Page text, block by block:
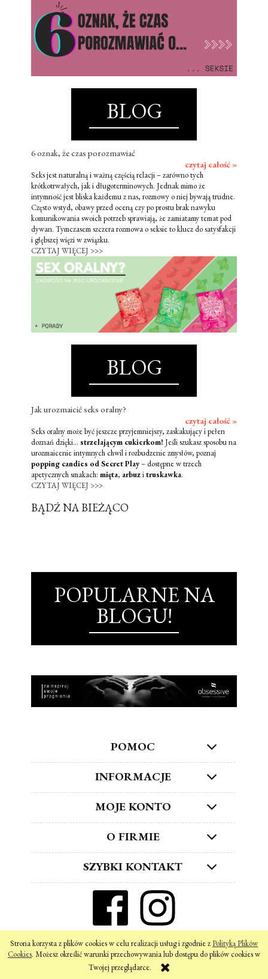
Strona korzysta z plików cookies w celu realizacji usług i zgodnie zPolityką Plików
Cookies. Możesz określić warunki przechowywania lub dostępu do plików cookies w
Twojej przeglądarce.
BLOG
6 oznak, że czas porozmawiać
czytaj całość »
Seks jest naturalną i ważną częścią relacji – zarówno tych
krótkotrwałych, jak i długoterminowych. Jednak mimo że
intymność jest bliska każdemu z nas, rozmowy o niej bywają trudne.
Często wstyd, obawy przed oceną czy po prostu brak nawyku
komunikowania swoich potrzeb sprawiają, że zamiatamy temat pod
dywan. Tymczasem szczera rozmowa o seksie to klucz do satysfakcji
i głębszej więzi w związku.
CZYTAJ WIĘCEJ >>>
BLOG
Jak urozmaicić seks oralny?
czytaj całość »
Seks oralny może być jeszcze przyjemniejszy, zaskakujący i pełen
doznań dzięki... strzelającym cukierkom! Jeśli szukasz sposobu na
urozmaicenie intymnych chwil i rozbudzenie zmysłów, poznaj
popping candies od Secret Play– dostępne w trzech
apetycznych smakach: mięta, arbuzitruskawka.
CZYTAJ WIĘCEJ >>>
BĄDŹ NA BIEŻĄCO
POPULARNE NA
BLOGU!
POMOC
INFORMACJE
MOJE KONTO
O FIRMIE
SZYBKI KONTAKT
pokaż pełną wersję strony
Sklep internetowy Shoper.pl